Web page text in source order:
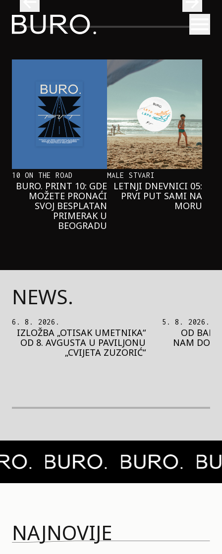
BURO.
NEOBIČNA PRIČA O BLIZNAKINJAMA
KOJE SU INSPIRISALE NOVI
HERCOGOV FILM
10 ON THE ROAD
BURO. PRINT 10: GDE
MOŽETE PRONAĆI
SVOJ BESPLATAN
PRIMERAK U
BEOGRADU
MALE STVARI
LETNJI DNEVNICI 05:
PRVI PUT SAMI NA
MORU
NEWS.
5. 8. 2026.
OD BAROKA DO REJVA: ŠTA
NAM DONOSI NOVI BUPBAP
FESTIVAL?
5. 8. 2026.
PEDJA
MOTIVE
NAJNOVIJE